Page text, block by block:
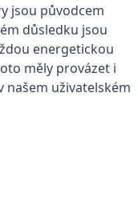
jsou původcem
důsledku jsou
energetickou
měly provázet i
našem uživatelském